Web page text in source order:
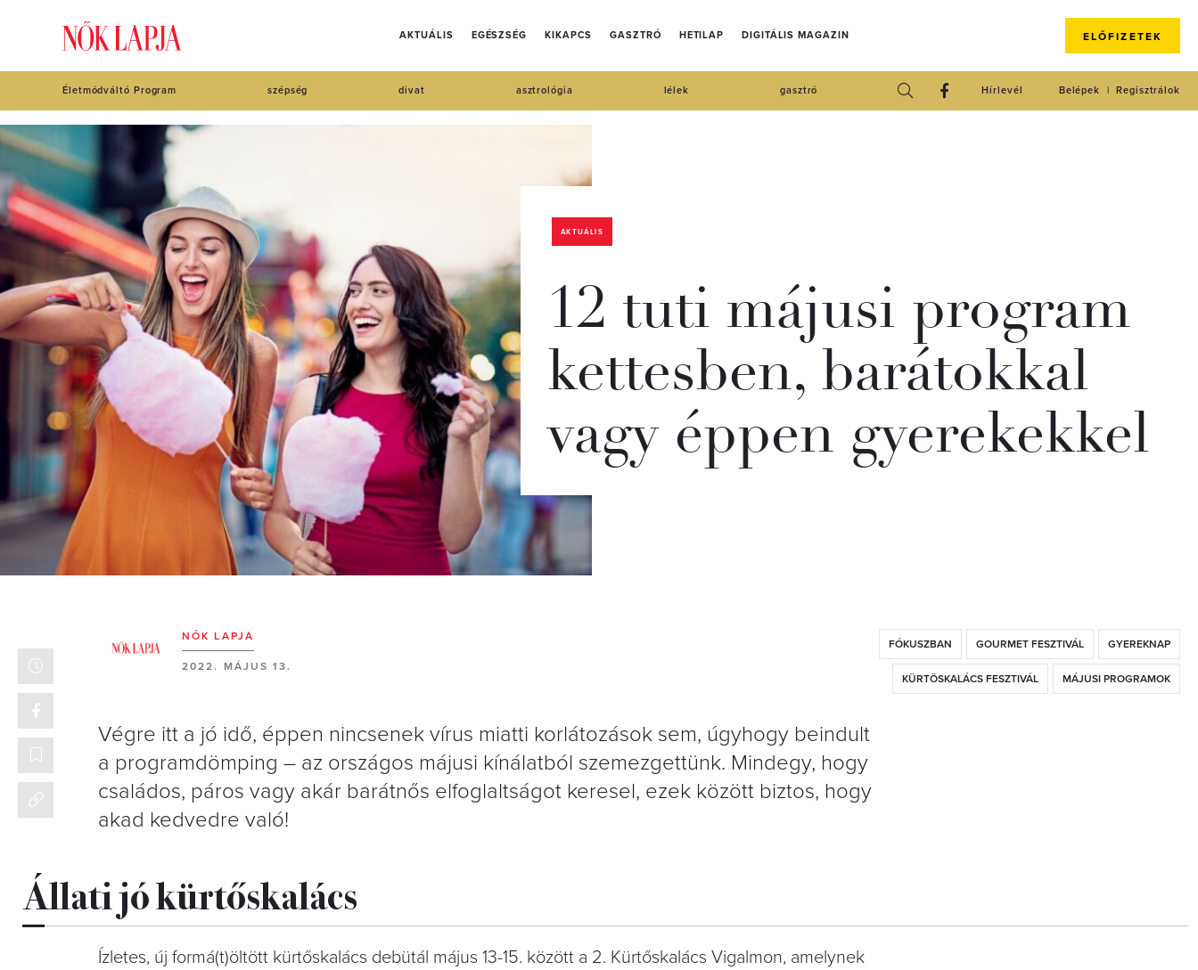
AKTUÁLIS EGÉSZSÉG KIKAPCS GASZTRÓ HETILAP DIGITÁLIS MAGAZIN ELŐFIZETEK
Életmódváltó Program szépség divat asztrológia lélek gasztró Regisztrálok
Belépek
Hírlevél
AKTUÁLIS
12 tuti májusi program
kettesben, barátokkal
vagy éppen gyerekekkel
NŐK LAPJA
2022. MÁJUS 13.
FÓKUSZBAN GOURMET FESZTIVÁL GYEREKNAP
KÜRTÖSKALÁCS FESZTIVÁL MÁJUSI PROGRAMOK
Végre itt a jó idő, éppen nincsenek vírus miatti korlátozások sem, úgyhogy beindult
a programdömping – az országos májusi kínálatból szemezgettünk. Mindegy, hogy
családos, páros vagy akár barátnős elfoglaltságot keresel, ezek között biztos, hogy
akad kedvedre való!
Állati jó kürtőskalács
Ízletes, új formá(t)öltött kürtőskalács debütál május 13-15. között a 2. Kürtőskalács Vigalmon, amelynek